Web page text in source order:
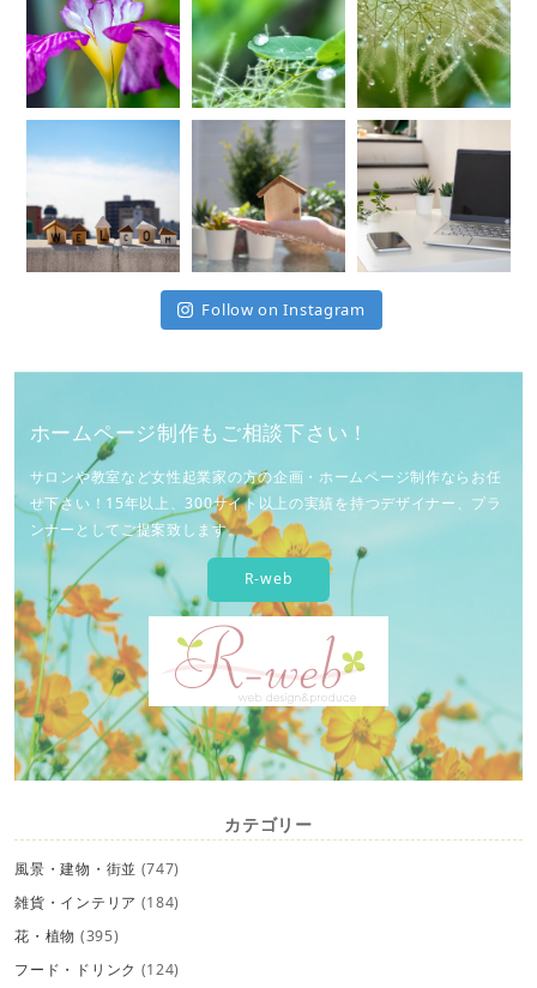
Follow on Instagram
ホームページ制作もご相談下さい！
サロンや教室など女性起業家の方の企画・ホームページ制作ならお任
せ下さい！15年以上、300サイト以上の実績を持つデザイナー、プラ
ンナーとしてご提案致します。
R-web
カテゴリー
風景・建物・街並 (747)
雑貨・インテリア (184)
花・植物 (395)
フード・ドリンク (124)